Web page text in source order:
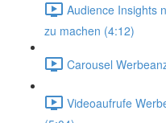
Audience Insights
zu machen (4:12)
Carousel
Videoaufrufe